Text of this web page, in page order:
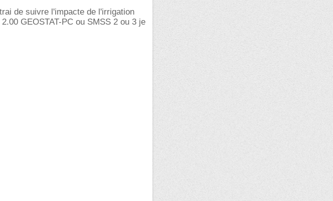
de suivre l'impacte de l'irrigation
GEOSTAT-PC ou SMSS 2 ou 3 je